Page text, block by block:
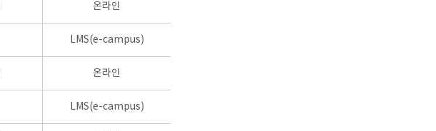
온라인
LMS(e-campus)
온라인
LMS(e-campus)